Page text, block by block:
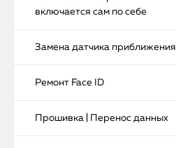
включается сам по себе
Замена датчика приближения
Ремонт Face ID
Прошивка | Перенос данных